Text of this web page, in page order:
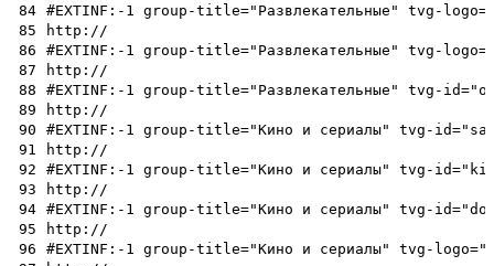
84 #EXTINF:-1 group-title="Развлекательные" tvg-
85
http://
86
#EXTINF:-1 group-title="Развлекательные" tvg-
87
http://
88
#EXTINF:-1 group-title="Развлекательные" tvg-
89
http://
90
#EXTINF:-1 group-title="Кино и сериалы" tvg-
91
http://
92
#EXTINF:-1 group-title="Кино и сериалы" tvg-
93
http://
94 #EXTINF:-1 group-title="Кино и сериалы" tvg-
95
http://
96
#EXTINF:-1 group-title="Кино и сериалы" tvg-